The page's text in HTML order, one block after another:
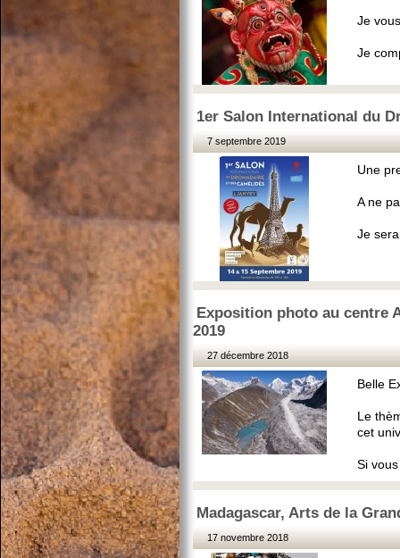
Je
Je
1er Salon International du
7 septembre 2019
Une
A ne
Je
Exposition photo au centre
2019
27 décembre 2018
Belle
Le
cet
Si
Madagascar, Arts de la
17 novembre 2018